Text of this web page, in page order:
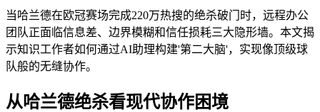
当哈兰德在欧冠赛场完成220万热搜的绝杀破门时，远程办公
团队正面临信息差、边界模糊和信任损耗三大隐形墙。本文揭
示知识工作者如何通过AI助理构建'第二大脑'，实现像顶级球
队般的无缝协作。
从哈兰德绝杀看现代协作困境